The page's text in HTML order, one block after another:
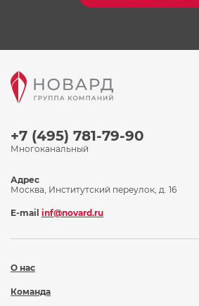
+7 (495) 781-79-90
Многоканальный
О нас
Команда
Адрес
Москва, Институтский переулок, д. 16
E-mail inf@novard.ru